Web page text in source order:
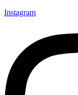
Instagram